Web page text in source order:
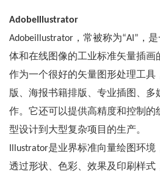
AdobeIllustrator
Adobeillustrator，常被称为“AI”，
体和在线图像的工业标准矢量插画
作为一个很好的矢量图形处理工具
版、海报书籍排版、专业插图、多
作。它还可以提供高精度和控制的
型设计到大型复杂项目的生产。
Illustrator是业界标准向量绘图环境
透过形状、色彩、效果及印刷样式